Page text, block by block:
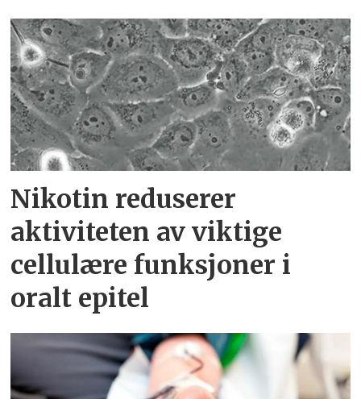
Nikotin reduserer
aktiviteten av viktige
cellulære funksjoner i
oralt epitel